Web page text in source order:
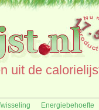
uit de
Energiebehoefte